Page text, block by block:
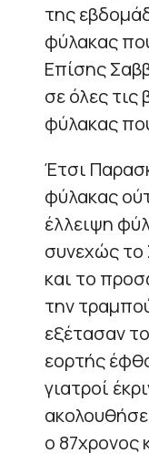
της
φύλακας
Επίσης
σε όλες τις
φύλακας
Έτσι
φύλακας
έλλειψη
συνεχώς το
και το
την
εξέτασαν
εορτής
γιατροί
ο 87χρονος